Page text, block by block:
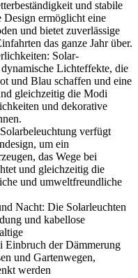
und stabile
Design ermöglicht eine
und bietet zuverlässige
das ganze Jahr über.
Solar-
Lichteffekte, die
und Blau schaffen und eine
gleichzeitig die Modi
und dekorative
verfügt
um ein
das Wege bei
und gleichzeitig die
und umweltfreundliche
Nacht: Die Solarleuchten
und kabellose
Einbruch der Dämmerung
und Gartenwegen,
werden